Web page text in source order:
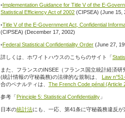
◦Implementation Guidance for Title V of the E-
Statistical Efficiency Act of 2002 (CIPSEA) (June 15,
◦Title V of the E-Government Act, Confidential
(CIPSEA) (December 17, 2002)
◦Federal Statistical Confidentiality Order (June 27,
詳しくは、ホワイトハウスのこちらのサイト「
また、フランスのINSEE（フランス国立統計経済研
(統計情報の守秘義務)の法律的な規制は、 Law
合のペナルティは、 The French Code pénal (Article
参考「Principle 5: Statistical Confidentiality 」
日本の統計法にも、一応、第41条に守秘義務違反